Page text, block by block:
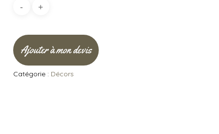
Ajouter à mon devis
Catégorie : Décors